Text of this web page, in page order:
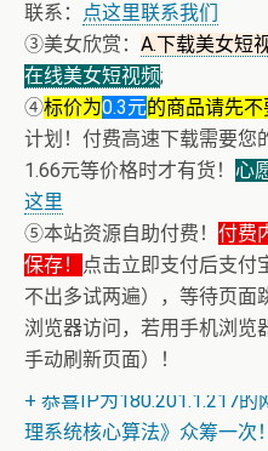
联系：
点这里联系我们
③美女欣赏： A.下载美女短
在线美女短视频;
④标价为0.3元的商品请先不
计划！付费高速下载需要您
1.66元等价格时才有货！ 心
这里
⑤本站资源自助付费！ 付费
保存！
点击立即支付后支付
不出多试两遍），等待页面
浏览器访问，若用手机浏览
手动刷新页面）！
+ 随机跳舞小姐姐（单击视
开始欣赏）
+ 恭喜IP为180.201.1.217
理系统核心算法》众筹一次！